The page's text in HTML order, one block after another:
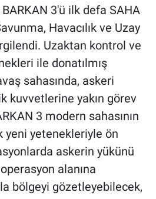
3'ü ilk defa SAHA
Havacılık ve Uzay
Uzaktan kontrol ve
ile donatılmış
sahasında, askeri
kuvvetlerine yakın görev
3 modern sahasının
yeni yetenekleriyle ön
askerin yükünü
alanına
bölgeyi gözetleyebilecek,